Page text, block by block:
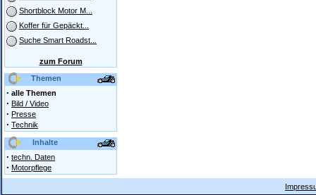
Shortblock Motor M...
Koffer für Gepäckt...
Suche Smart Roadst...
zum Forum
Themen
· alle Themen
· Bild / Video
· Presse
· Technik
Inhalte
· techn. Daten
· Motorpflege